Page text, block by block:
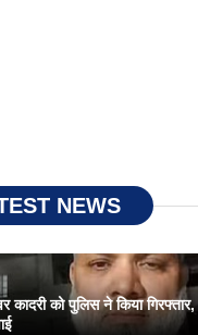
NEWS
कादरी को पुलिस ने किया